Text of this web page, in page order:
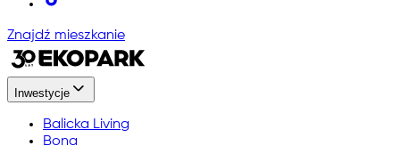
Znajdź mieszkanie
Inwestycje
Balicka Living
Bona